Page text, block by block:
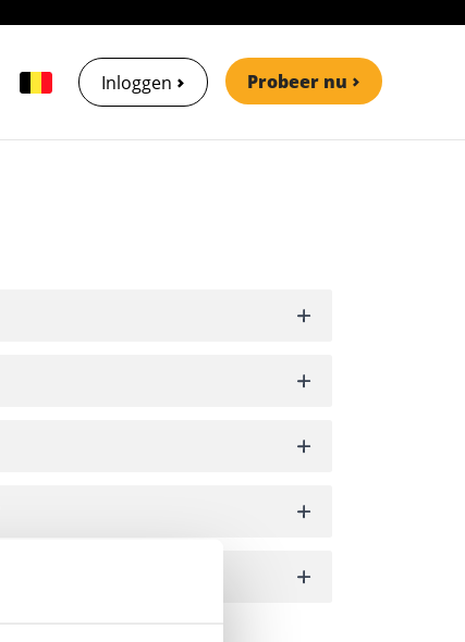
Inloggen Probeer nu